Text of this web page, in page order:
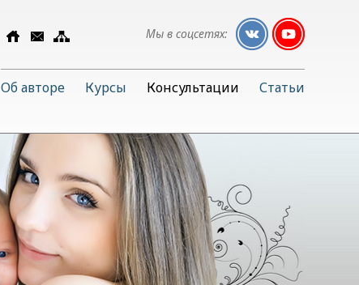
Мы в соцсетях:
Об авторе Курсы Консультации Статьи